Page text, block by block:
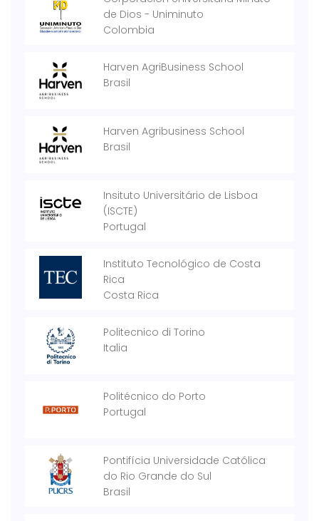
de Dios - Uniminuto
Colombia
Harven AgriBusiness School
Brasil
Harven Agribusiness School
Brasil
Insituto Universitário de Lisboa
(ISCTE)
Portugal
Instituto Tecnológico de Costa
Rica
Costa Rica
Politecnico di Torino
Italia
Politécnico do Porto
Portugal
Pontifícia Universidade Católica
do Rio Grande do Sul
Brasil